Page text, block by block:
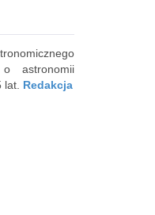
astronomii
lat. Redakcja